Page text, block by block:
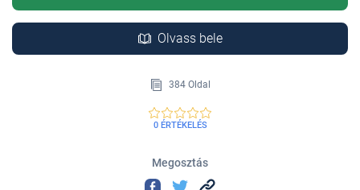
Olvass bele
384 Oldal
0 ÉRTÉKELÉS
Megosztás